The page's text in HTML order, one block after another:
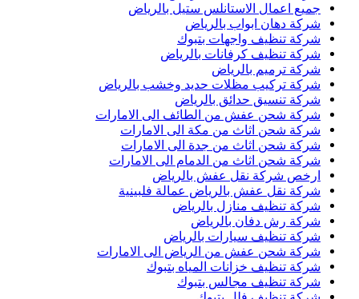
جميع اعمال الاستانلس ستيل بالرياض
شركة دهان ابواب بالرياض
شركة تنظيف واجهات بتبوك
شركة تنظيف كرفانات بالرياض
شركة ترميم بالرياض
شركة تركيب مظلات حديد وخشب بالرياض
شركة تنسيق حدائق بالرياض
شركة شحن عفش من الطائف الى الامارات
شركة شحن اثاث من مكة الى الامارات
شركة شحن اثاث من جدة الى الامارات
شركة شحن اثاث من الدمام الى الامارات
ارخص شركة نقل عفش بالرياض
شركة نقل عفش بالرياض عمالة فلبينية
شركة تنظيف منازل بالرياض
شركة رش دفان بالرياض
شركة تنظيف سيارات بالرياض
شركة شحن عفش من الرياض الى الامارات
شركة تنظيف خزانات المياه بتبوك
شركة تنظيف مجالس بتبوك